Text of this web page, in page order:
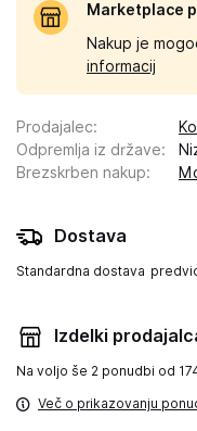
Marketplace
Nakup je
informacij
Prodajalec:
Odpremlja iz države:
Brezskrben nakup:
Dostava
Standardna dostava
Izdelki
Na voljo še 2 ponudbi od
Več o prikazovanju